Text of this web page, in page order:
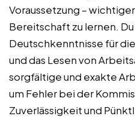
Voraussetzung –
Bereitschaft zu lernen.
Deutschkenntnisse für
und das Lesen von
sorgfältige und exakte
um Fehler bei der
Zuverlässigkeit und